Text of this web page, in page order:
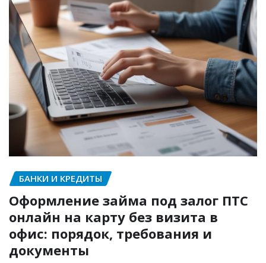
БАНКИ И КРЕДИТЫ
Оформление займа под залог ПТС
онлайн на карту без визита в
офис: порядок, требования и
документы